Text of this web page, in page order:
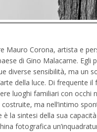
Corona, artista e
di Gino Malacarne. Egli
diverse sensibilità, ma un
della luce. Di frequente
luoghi familiari con occhi
ma nell’intimo
la sintesi della sua
fotografica